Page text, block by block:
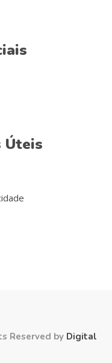
Úteis
Reserved by Digital